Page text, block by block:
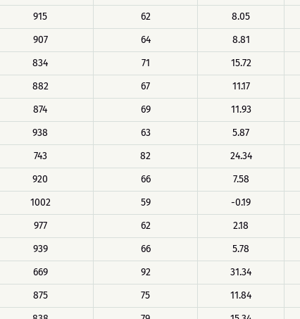
915 62 8.05
907 64 8.81
834 71 15.72
882 67 11.17
874 69 11.93
938 63 5.87
743 82 24.34
920 66 7.58
1002 59 -0.19
977 62 2.18
939 66 5.78
669 92 31.34
875 75 11.84